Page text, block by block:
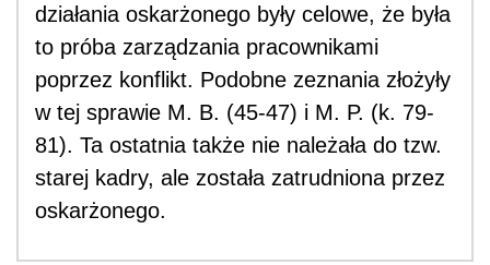
działania oskarżonego były celowe, że była
to próba zarządzania pracownikami
poprzez konflikt. Podobne zeznania złożyły
w tej sprawie M. B. (45-47) i M. P. (k. 79-
81). Ta ostatnia także nie należała do tzw.
starej kadry, ale została zatrudniona przez
oskarżonego.